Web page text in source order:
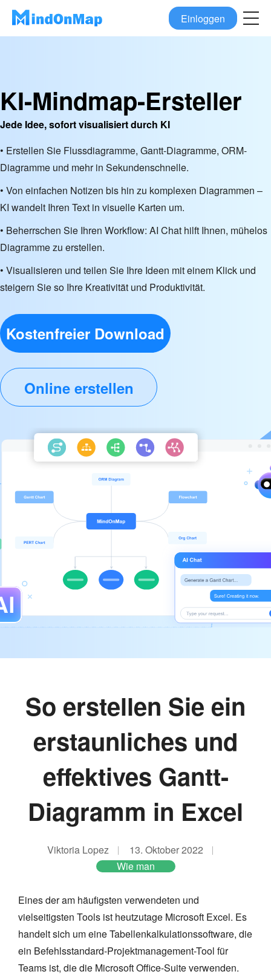
Einloggen
KI-Mindmap-Ersteller
Jede Idee, sofort visualisiert durch KI
• Erstellen Sie Flussdiagramme, Gantt-Diagramme, ORM-
Diagramme und mehr in Sekundenschnelle.
• Von einfachen Notizen bis hin zu komplexen Diagrammen –
KI wandelt Ihren Text in visuelle Karten um.
• Beherrschen Sie Ihren Workflow: AI Chat hilft Ihnen, mühelos
Diagramme zu erstellen.
• Visualisieren und teilen Sie Ihre Ideen mit einem Klick und
steigern Sie so Ihre Kreativität und Produktivität.
Kostenfreier Download
Online erstellen
So erstellen Sie ein
erstaunliches und
effektives Gantt-
Diagramm in Excel
Viktoria Lopez
13. Oktober 2022
Wie man
Eines der am häufigsten verwendeten und
vielseitigsten Tools ist heutzutage Microsoft Excel. Es
handelt sich um eine Tabellenkalkulationssoftware, die
ein Befehlsstandard-Projektmanagement-Tool für
Teams ist, die die Microsoft Office-Suite verwenden.